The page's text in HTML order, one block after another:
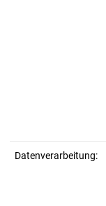
Datenverarbeitung: